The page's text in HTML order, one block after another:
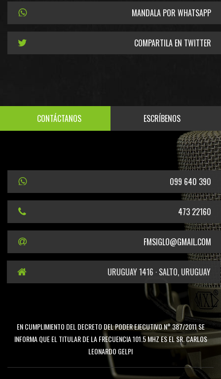
MANDALA POR WHATSAPP
COMPARTILA EN TWITTER
CONTÁCTANOS ESCRÍBENOS
099 640 390
473 22160
FMSIGLO@GMAIL.COM
URUGUAY 1416 · SALTO, URUGUAY
EN CUMPLIMIENTO DEL DECRETO DEL PODER EJECUTIVO N° 387/2011 SE
INFORMA QUE EL TITULAR DE LA FRECUENCIA 101.5 MHZ ES EL SR. CARLOS
LEONARDO GELPI